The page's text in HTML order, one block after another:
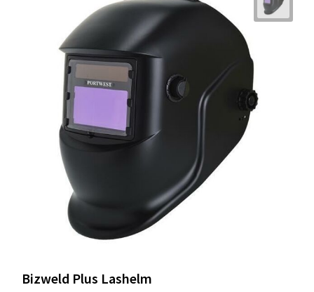
Bizweld Plus Lashelm